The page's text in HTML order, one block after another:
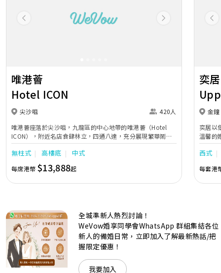
Previous Next
唯港薈
Hotel ICON
尖沙咀
420人
唯港薈座落於尖沙咀，九龍區的中心地帶的唯港薈（Hotel
ICON），附近名店食肆林立，四通八達，充分展現繁華鬧巿
中的活力個性，成為一眾準新人舉辦婚宴的熱門之選。專業團
隊由策劃統籌至所有婚宴每個細節，唯港薈都力臻完美，保證
讓您留下獨特的醉人回憶。 擁有時尚高樓頂的Silverbox宴會
廳，配置了全套先進的視聽影音及燈光設備配套，並採用極富
現代時尚感的水晶玻璃燈，演繹出與別不同的經典神韻。不論
準新人的個性及預算﹔保證為您打造夢寐以求的特別日子，令
賓客永誌難忘！
無柱式 高樓底 中式
每席港幣 $13,888起
奕居
金鐘
奕居以
溫馨的
團隊會
西式
每套港
全城準新人熱烈討論！
WeVow婚享同學會WhatsApp 群組集結各位
新人的備婚日常，立即加入了解最新熱話/把
握限定優惠！
我要加入